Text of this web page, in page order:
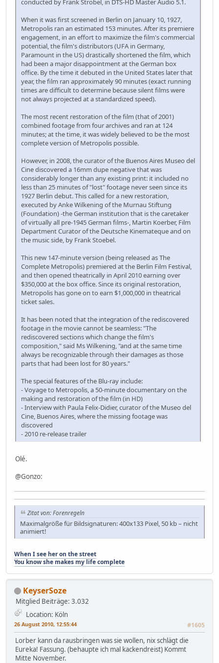
conducted by Frank Strobel, in DTS-HD Master Audio 5.1.
When it was first screened in Berlin on January 10, 1927,
Metropolis ran an estimated 153 minutes. After its premiere
engagement, in an effort to maximize the film's commercial
potential, the film's distributors (UFA in Germany,
Paramount in the US) drastically shortened the film, which
had been a major disappointment at the German box
office. By the time it debuted in the United States later that
year, the film ran approximately 90 minutes (exact running
times are difficult to determine because silent films were
not always projected at a standardized speed).
The most recent restoration of the film (that of 2001)
combined footage from four archives and ran at 124
minutes; at the time, it was widely believed to be the most
complete version of Metropolis possible.
However, in 2008, the curator of the Buenos Aires Museo del
Cine discovered a 16mm dupe negative that was
considerably longer than any existing print: it included no
less than 25 minutes of "lost" footage never seen since its
1927 Berlin debut. This called for a new restoration,
executed by Anke Wilkening of the Murnau Stiftung
(Foundation) -the German institution that is the caretaker
of virtually all pre-1945 German films-, Martin Koerber, Film
Department Curator of the Deutsche Kinemateque and on
the music side, by Frank Stoebel.
This new 147-minute version (being released as The
Complete Metropolis) premiered at the Berlin Film Festival,
and then opened theatrically in April 2010 earning over
$350,000 at the box office. Since its original restoration,
Metropolis has gone on to earn $1,000,000 in theatrical
ticket sales.
It has been noted that the integration of the rediscovered
footage in the movie cannot be seamless: "The
rediscovered sections which change the film's
composition," said Ms Wilkening, "and at the same time
always be recognizable through their damages as those
parts that had been lost for 80 years."
The special features of the Blu-ray include:
- Voyage to Metropolis, a 50-minute documentary on the
making and restoration of the film (in HD)
- Interview with Paula Felix-Didier, curator of the Museo del
Cine, Buenos Aires, where the missing footage was
discovered
- 2010 re-release trailer
Olé.
@Gonzo:
Zitat von: Forenregeln
Maximalgröße für Bildsignaturen: 400x133 Pixel, 50 kb – nicht
animiert!
When I see her on the street
You know she makes my life complete
KeyserSoze
Mitglied Beiträge: 3.032
Location: Köln
26 August 2010, 12:55:44 #1605
Lorber kann da rausbringen was sie wollen, nix schlägt die
Eureka! Fassung. (behaupte ich mal kackendreist) Kommt
Mitte November.